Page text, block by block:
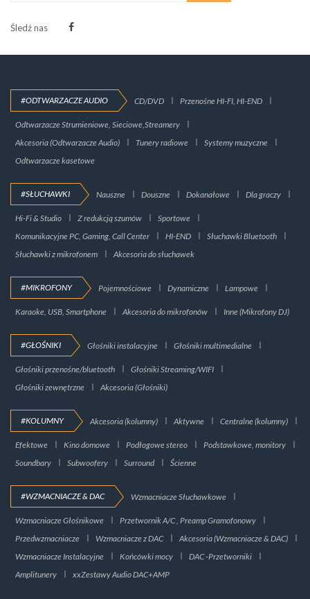
Śledź nas
#ODTWARZACZE AUDIO CD/DVD Przenośne HI-FI, HI-END
Odtwarzacze Strumieniowe, Sieciowe,Streamery
Akcesoria (Odtwarzacze Audio)
Tunery radiowe
Systemy muzyczne
Odtwarzacze kasetowe
#SŁUCHAWKI Nauszne Douszne Dokanałowe Dla graczy
Hi-Fi & Studio Z redukcją szumów
Sportowe
Komunikacyjne PC, Gaming, Call Center
HI-END
Słuchawki Bluetooth
Słuchawki z mikrofonem
Akcesoria do słuchawek
#MIKROFONY Pojemnościowe Dynamiczne Lampowe
Karaoke, USB, Smartphone Akcesoria do mikrofonów Inne (Mikrofony DJ)
#GŁOŚNIKI Głośniki instalacyjne Głośniki multimedialne
Głośniki przenośne/bluetooth
Głośniki Streaming/WIFI
Głośniki zewnętrzne
Akcesoria (Głośniki)
#KOLUMNY Akcesoria (kolumny) Aktywne Centralne (kolumny)
Efektowe Kino domowe Podłogowe stereo
Podstawkowe, monitory
Soundbary
Subwoofery Surround Ścienne
#WZMACNIACZE & DAC Wzmacniacze Słuchawkowe
Wzmacniacze Głośnikowe
Przetwornik A/C , Preamp Gramofonowy
Przedwzmacniacze
Wzmacniacze z DAC
Akcesoria (Wzmacniacze & DAC)
Wzmacniacze Instalacyjne
Końcówki mocy
DAC -Przetworniki
Amplitunery
xxZestawy Audio DAC+AMP